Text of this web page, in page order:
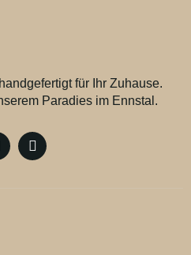
für Ihr Zuhause.
Paradies im Ennstal.